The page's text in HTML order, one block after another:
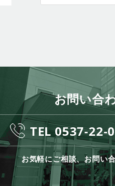
お問い合
TEL 0537-22-
お気軽にご相談、お問い